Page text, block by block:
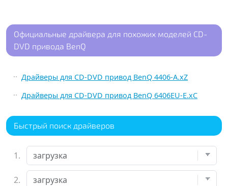
Официальные драйвера для похожих моделей CD-
DVD привода BenQ
Драйверы для CD-DVD привод BenQ 4406-A.xZ
Драйверы для CD-DVD привод BenQ 6406EU-E.xC
Быстрый поиск драйверов
1.
2.